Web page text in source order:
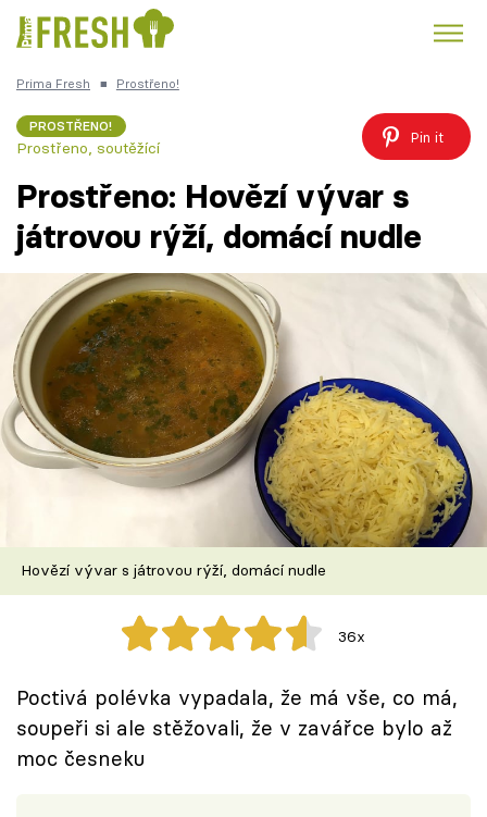
Česká kuchyně
Témata
Recepty
Články
TV Program
Recepty z TV
Speciál: Cuketa
Sledujte prima+
Prima Fresh ■ Prostřeno!
PROSTŘENO!
Prostřeno, soutěžící
Pin it
Prostřeno: Hovězí vývar s
játrovou rýží, domácí nudle
Hovězí vývar s játrovou rýží, domácí nudle
36x
Poctivá polévka vypadala, že má vše, co má,
soupeři si ale stěžovali, že v zavářce bylo až
moc česneku